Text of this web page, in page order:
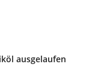
ausgelaufen